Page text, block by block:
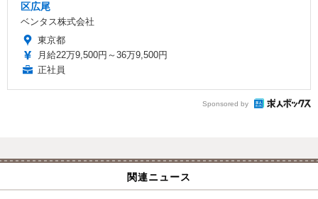
区広尾
ベンタス株式会社
東京都
月給22万9,500円～36万9,500円
正社員
Sponsored by
関連ニュース